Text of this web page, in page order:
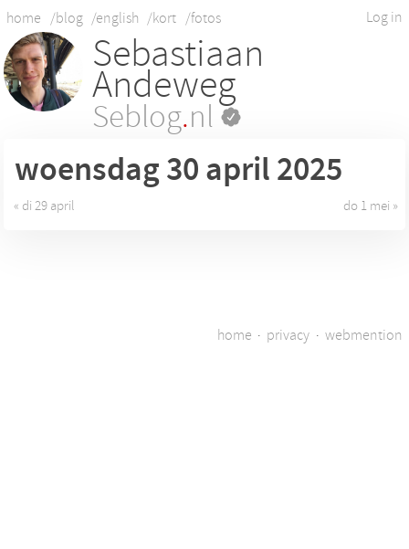
Log in
home /blog /english /kort /fotos
Sebastiaan
Andeweg
Seblog.nl
woensdag 30april 2025
« di 29 april do 1 mei »
home · privacy · webmention